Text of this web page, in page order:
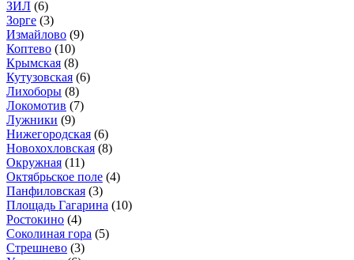
ЗИЛ (6)
Зорге (3)
Измайлово (9)
Коптево (10)
Крымская (8)
Кутузовская (6)
Лихоборы (8)
Локомотив (7)
Лужники (9)
Нижегородская (6)
Новохохловская (8)
Окружная (11)
Октябрьское поле (4)
Панфиловская (3)
Площадь Гагарина (10)
Ростокино (4)
Соколиная гора (5)
Стрешнево (3)